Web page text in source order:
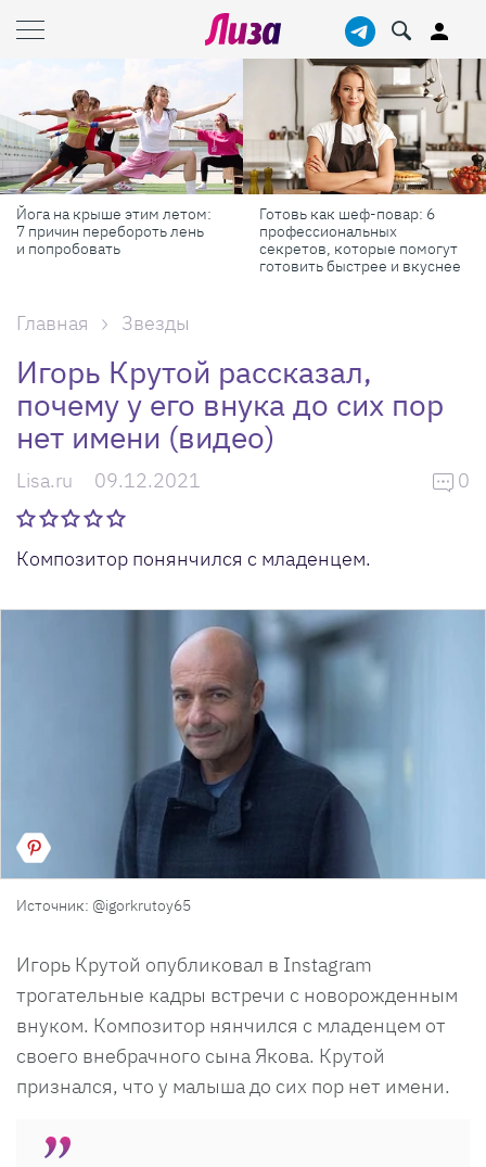
Йога на крыше этим летом:
7 причин перебороть лень
и попробовать
Готовь как шеф-повар: 6
профессиональных
секретов, которые помогут
готовить быстрее и вкуснее
Главная Звезды
Игорь Крутой рассказал,
почему у его внука до сих пор
нет имени (видео)
Lisa.ru 09.12.2021 0
Композитор понянчился с младенцем.
Источник: @igorkrutoy65
Игорь Крутой опубликовал в Instagram
трогательные кадры встречи с новорожденным
внуком. Композитор нянчился с младенцем от
своего внебрачного сына Якова. Крутой
признался, что у малыша до сих пор нет имени.